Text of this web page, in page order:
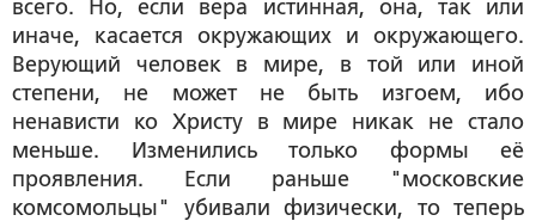
всего. Но, если вера истинная, она, так или
иначе, касается окружающих и окружающего.
Верующий человек в мире, в той или иной
степени, не может не быть изгоем, ибо
ненависти ко Христу в мире никак не стало
меньше. Изменились только формы её
проявления. Если раньше "московские
комсомольцы" убивали физически, то теперь